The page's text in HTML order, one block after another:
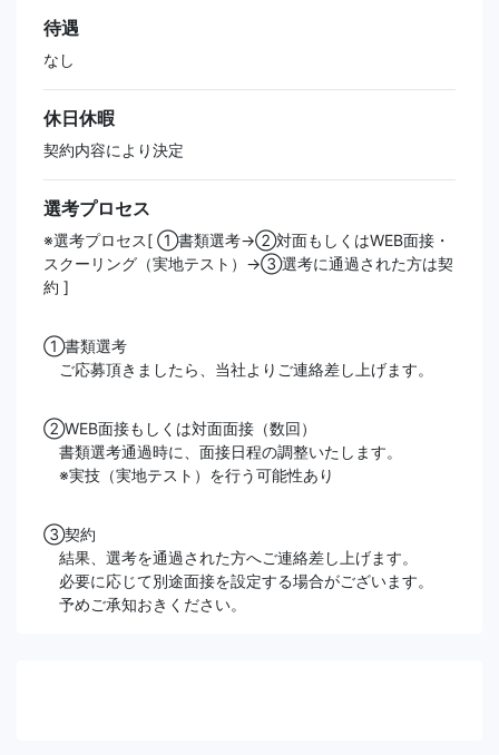
待遇
なし
休日休暇
契約内容により決定
選考プロセス
※選考プロセス[ ①書類選考→②対面もしくはWEB面接・
スクーリング（実地テスト）→③選考に通過された方は契
約 ]
①書類選考
ご応募頂きましたら、当社よりご連絡差し上げます。
②WEB面接もしくは対面面接（数回）
書類選考通過時に、面接日程の調整いたします。
※実技（実地テスト）を行う可能性あり
③契約
結果、選考を通過された方へご連絡差し上げます。
必要に応じて別途面接を設定する場合がございます。
予めご承知おきください。